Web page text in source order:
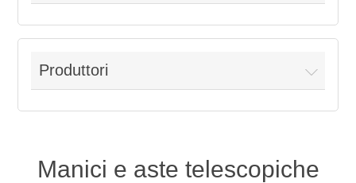
Produttori
Manici e aste telescopiche